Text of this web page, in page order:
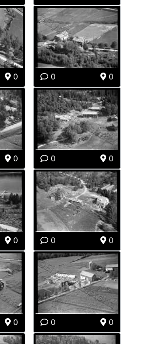
0 0 0
0 0 0
0 0 0
0 0 0